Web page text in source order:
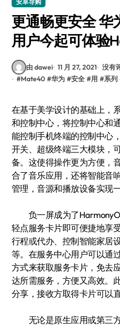
更通畅更安全 华
用户今起可体验
由 dawei 11 月 27, 2021 没有
#Mate40 #华为 #安全 #用 #系列
在基于美学设计的基础上，系统重新布局了负一屏
和控制中心，将控制中心和
能控制手机终端的控制中心
开关、超级终端三大模块，
备。这使得操作更为方便，
合了音乐应用，还将智能音
管理，音源和播放设备实现
负一屏成为了
轻点服务卡片即可便捷地享
行程或代办、控制智能家居
等。在服务中心用户可以通
方式来获取服务卡片，免去
达所需服务，方便又高效。
分享，接收方取得卡片可以直
无论是原生应用或第三